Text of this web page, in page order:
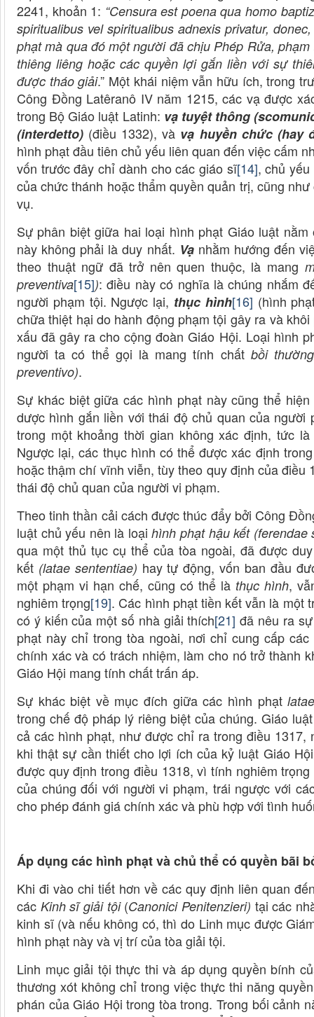
2241, khoản 1: “Censura est poena qua homo
spiritualibus vel spiritualibus adnexis privatur,
phạt mà qua đó một người đã chịu Phép Rửa,
thiêng liêng hoặc các quyền lợi gắn liền với sự
được tháo giải.” Một khái niệm vẫn hữu ích, trong
Công Đồng Latêranô IV năm 1215, các vạ được
trong Bộ Giáo luật Latinh: vạ tuyệt thông
(interdetto) (điều 1332), và vạ huyền chức (hay
hình phạt đầu tiên chủ yếu liên quan đến việc cấm
vốn trước đây chỉ dành cho các giáo sĩ[14], chủ
của chức thánh hoặc thẩm quyền quản trị, cũng
vụ.
Sự phân biệt giữa hai loại hình phạt Giáo luật
này không phải là duy nhất. Vạnhằm hướng đến
theo thuật ngữ đã trở nên quen thuộc, là mang
preventiva[15]): điều này có nghĩa là chúng nhắm
người phạm tội. Ngược lại, thục hình[16] (hình
chữa thiệt hại do hành động phạm tội gây ra và
xấu đã gây ra cho cộng đoàn Giáo Hội. Loại hình
người ta có thể gọi là mang tính chất bồi
preventivo).
Sự khác biệt giữa các hình phạt này cũng thể
dược hình gắn liền với thái độ chủ quan của
trong một khoảng thời gian không xác định, tức
Ngược lại, các thục hình có thể được xác định
hoặc thậm chí vĩnh viễn, tùy theo quy định của
thái độ chủ quan của người vi phạm.
Theo tinh thần cải cách được thúc đẩy bởi Công
luật chủ yếu nên là loạihình phạt hậu kết (ferendae
qua một thủ tục cụ thể của tòa ngoài, đã được
kết (latae sententiae) hay tự động, vốn ban đầu
một phạm vi hạn chế, cũng có thể là thục hình,
nghiêm trọng[19]. Các hình phạt tiền kết vẫn là một
có ý kiến của một số nhà giải thích[21] đã nêu ra
phạt này chỉ trong tòa ngoài, nơi chỉ cung cấp
chính xác và có trách nhiệm, làm cho nó trở thành
Giáo Hội mang tính chất trấn áp.
Sự khác biệt về mục đích giữa các hình phạt
trong chế độ pháp lý riêng biệt của chúng. Giáo
cả các hình phạt, như được chỉ ra trong điều
khi thật sự cần thiết cho lợi ích của kỷ luật Giáo
được quy định trong điều 1318, vì tính nghiêm
của chúng đối với người vi phạm, trái ngược với
cho phép đánh giá chính xác và phù hợp với tình
Áp dụng các hình phạt và chủ thể có quyền bãi
Khi đi vào chi tiết hơn về các quy định liên quan
các Kinh sĩ giải tội(Canonici Penitenzieri) tại các
kinh sĩ (và nếu không có, thì do Linh mục được
hình phạt này và vị trí của tòa giải tội.
Linh mục giải tội thực thi và áp dụng quyền bính
thương xót không chỉ trong việc thực thi năng
phán của Giáo Hội trong tòa trong. Trong bối cảnh